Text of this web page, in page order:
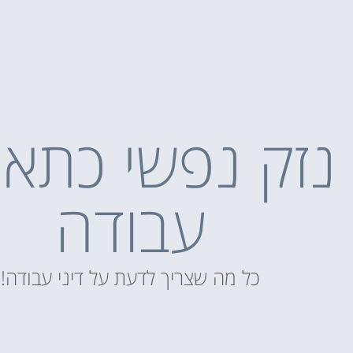
נזק נפשי
עבודה
כל מה שצריך לדעת על דיני עבודה!